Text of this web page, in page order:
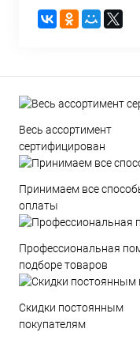
Весь ассортимент
сертифицирован
Принимаем все
оплаты
Профессиональная
подборе товаров
Скидки постоянным
покупателям